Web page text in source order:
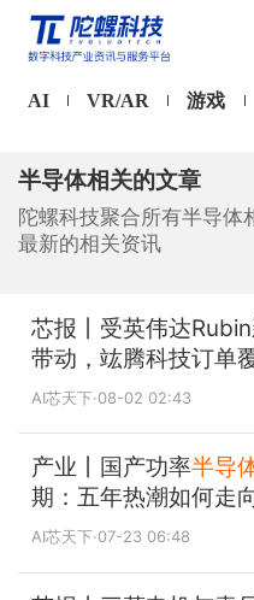
AI VR/AR 游戏
半导体相关的文章
陀螺科技聚合所有半导体
最新的相关资讯
芯报丨受英伟达
带动，竑腾科技订单
AI芯天下·08-02 02:43
产业丨国产功率半导
期：五年热潮如何走
AI芯天下·07-23 06:48